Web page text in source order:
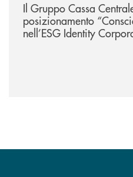
Il Gruppo Cassa
posizionamento
nell’ESG Identity